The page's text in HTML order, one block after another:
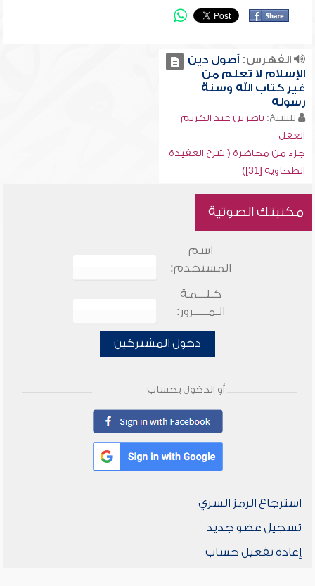
الفهرس:أصول دين
الإسلام لا تعلم من
غير كتاب الله وسنة
رسوله
للشيخ: ناصر بن عبد الكريم
العقل
جزء من محاضرة ( شرح العقيدة
الطحاوية [31])
مكتبتك الصوتية
اسم
المستخدم:
كـلـــمـة
الـمـــــرور:
دخول المشتركين
أو الدخول بحساب
استرجاع الرمز السري
تسجيل عضو جديد
إعادة تفعيل حساب